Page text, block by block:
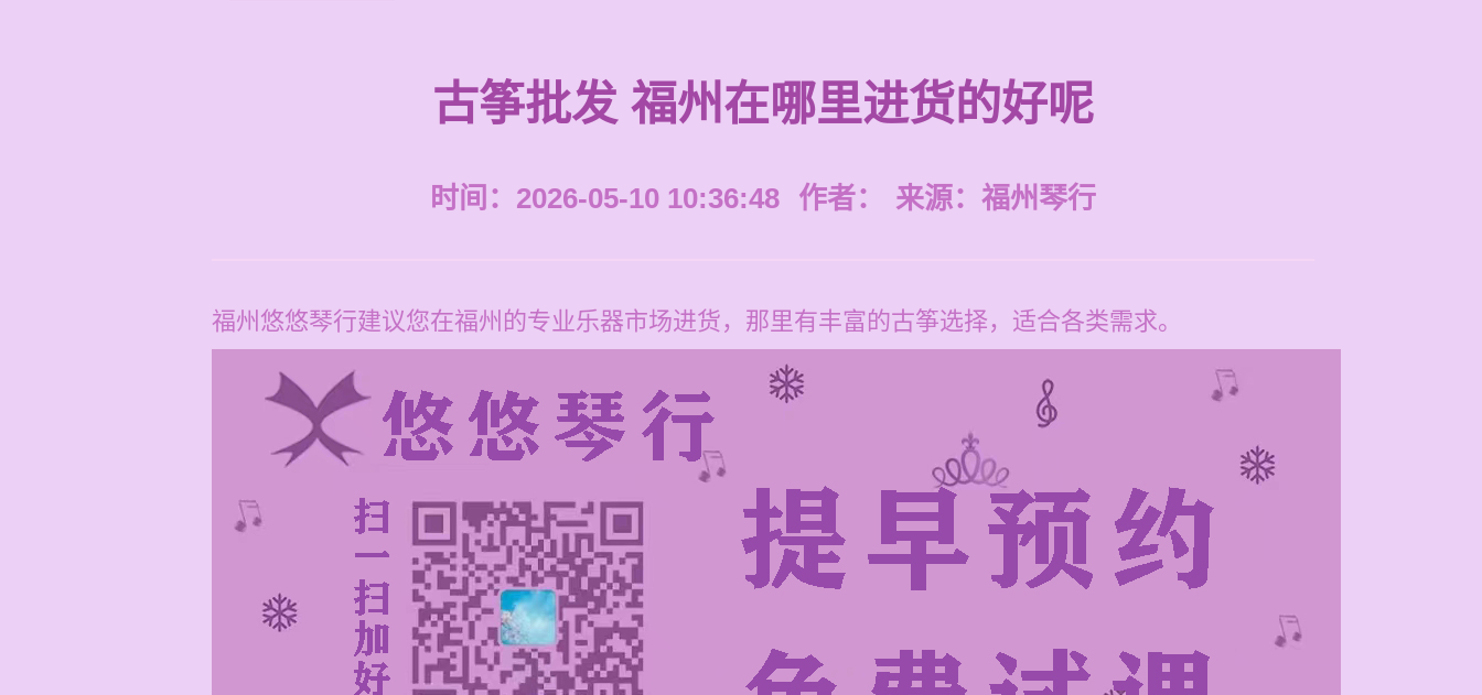
古筝批发 福州在哪里进货的好呢
时间：2026-05-10 10:36:48 作者： 来源： 福州琴行
福州悠悠琴行建议您在福州的专业乐器市场进货，那里有丰富的古筝选择，适合各类需求。